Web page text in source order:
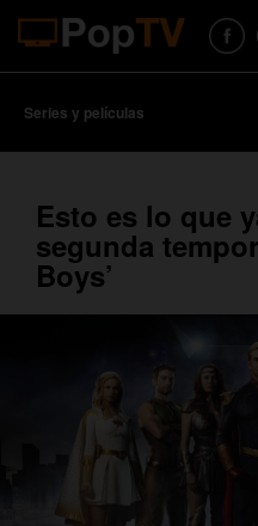
Series y películas
Esto es lo que
segunda
Boys’